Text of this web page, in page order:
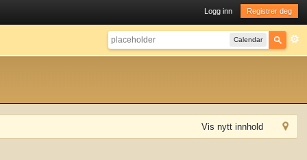
Logg inn Registrer deg
Calendar
Vis nytt innhold